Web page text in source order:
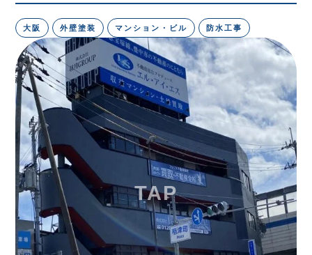
大阪 外壁塗装 マンション・ビル 防水工事